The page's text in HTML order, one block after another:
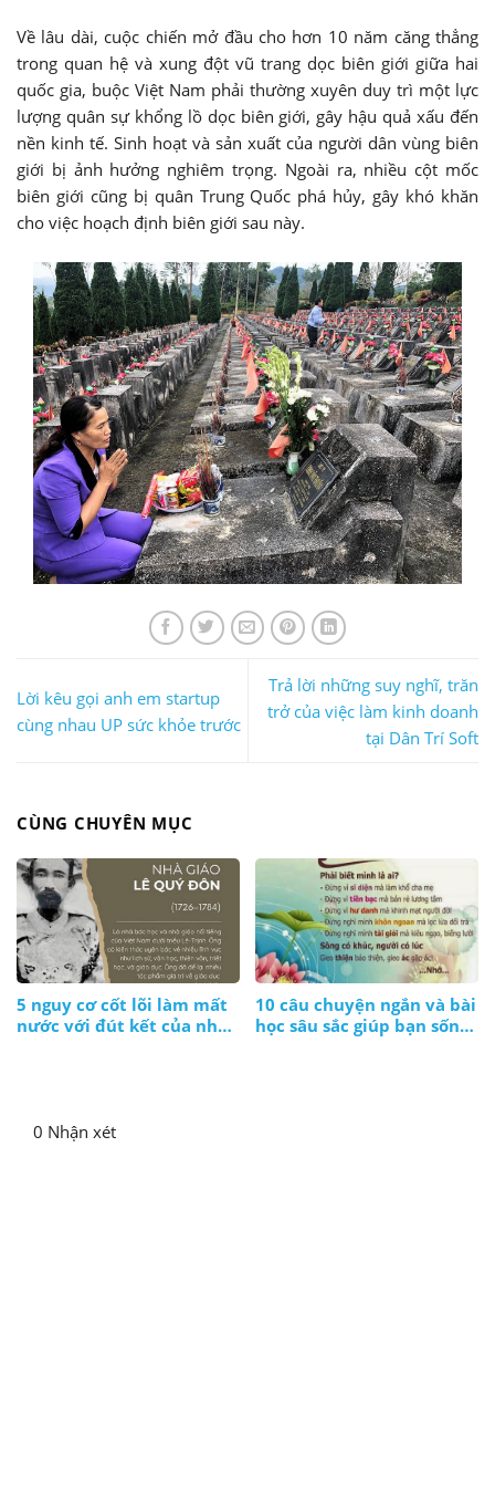
Về lâu dài, cuộc chiến mở đầu cho hơn 10 năm căng thẳng
trong quan hệ và xung đột vũ trang dọc biên giới giữa hai
quốc gia, buộc Việt Nam phải thường xuyên duy trì một lực
lượng quân sự khổng lồ dọc biên giới, gây hậu quả xấu đến
nền kinh tế. Sinh hoạt và sản xuất của người dân vùng biên
giới bị ảnh hưởng nghiêm trọng. Ngoài ra, nhiều cột mốc
biên giới cũng bị quân Trung Quốc phá hủy, gây khó khăn
cho việc hoạch định biên giới sau này.
Lời kêu gọi anh em startup
cùng nhau UP sức khỏe trước
Trả lời những suy nghĩ, trăn
trở của việc làm kinh doanh
tại Dân Trí Soft
CÙNG CHUYÊN MỤC
5 nguy cơ cốt lõi làm mất
nước với đút kết của nhà
10 câu chuyện ngắn và bài
học sâu sắc giúp bạn sống
0 Nhận xét